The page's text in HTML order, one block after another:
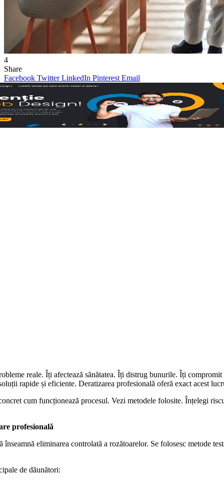
4
Share
Facebook Twitter LinkedIn Pinterest Email
reale. Îți afectează sănătatea. Îți distrug bunurile. Îți
rapide și eficiente. Deratizarea profesională oferă exact acest
cum funcționează procesul. Vezi metodele folosite. Înțelegi
profesională
înseamnă eliminarea controlată a rozătoarelor. Se folosesc metode
de dăunători: